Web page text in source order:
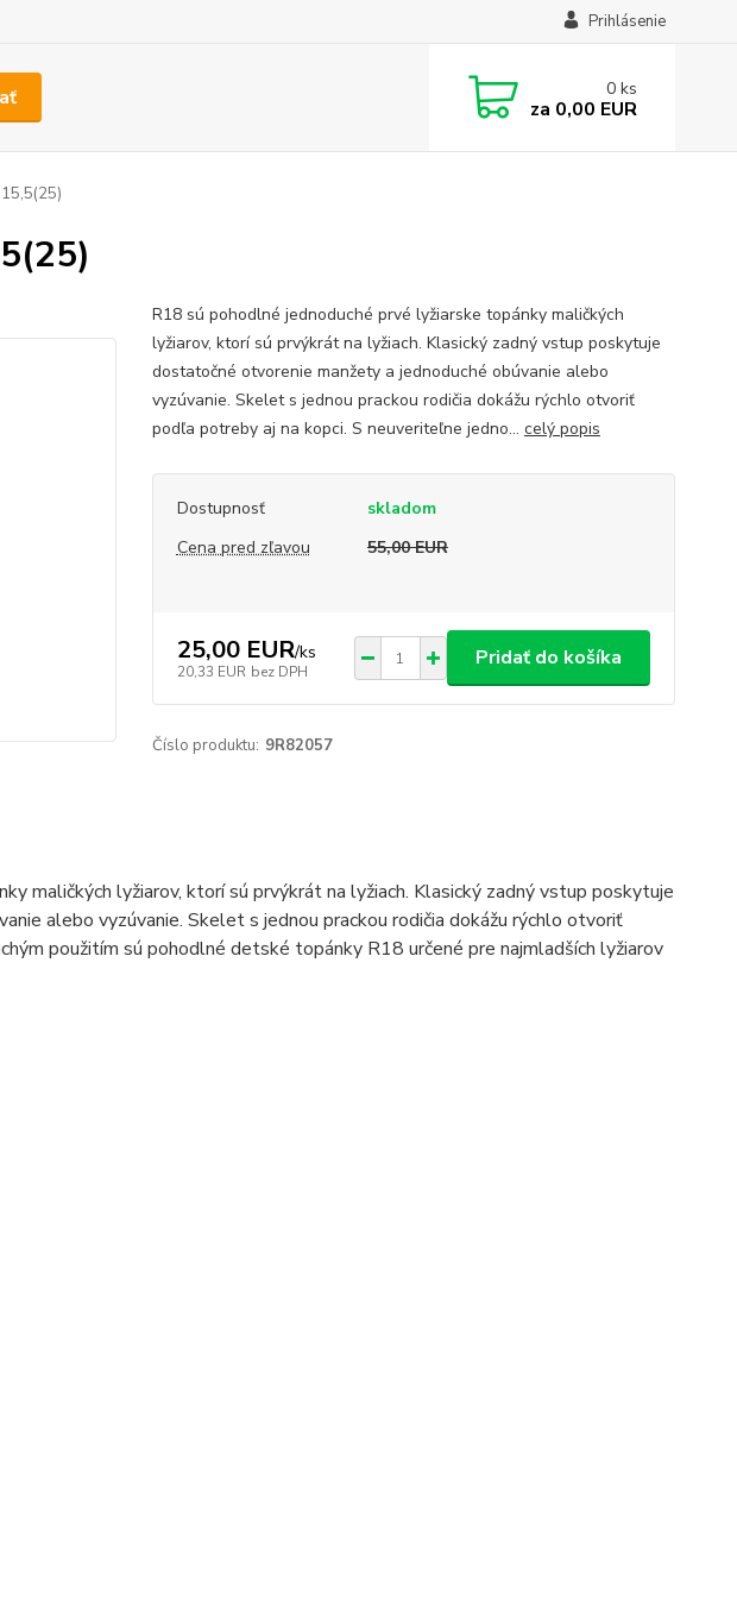
Prihlásenie
0 ks
za 0,00 EUR
R18 sú pohodlné jednoduché prvé lyžiarske topánky maličkých
lyžiarov, ktorí sú prvýkrát na lyžiach. Klasický zadný vstup poskytuje
dostatočné otvorenie manžety a jednoduché obúvanie alebo
vyzúvanie. Skelet s jednou prackou rodičia dokážu rýchlo otvoriť
podľa potreby aj na kopci. S neuveriteľne jedno... celý popis
Dostupnosť
skladom
Cena pred zľavou
55,00 EUR
25,00 EUR/ks
20,33 EUR bez DPH
Pridať do košíka
Číslo produktu: 9R82057
maličkých lyžiarov, ktorí sú prvýkrát na lyžiach. Klasický zadný vstup poskytuje
alebo vyzúvanie. Skelet s jednou prackou rodičia dokážu rýchlo otvoriť
použitím sú pohodlné detské topánky R18 určené pre najmladších lyžiarov